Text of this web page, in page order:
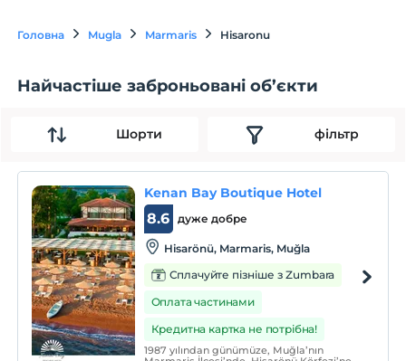
Головна Mugla Marmaris Hisaronu
Найчастіше заброньовані об’єкти
Шорти фільтр
Kenan Bay Boutique Hotel
дуже добре
8.6
Hisarönü, Marmaris, Muğla
Сплачуйте пізніше з Zumbara
Оплата частинами
Кредитна картка не потрібна!
1987 yılından günümüze, Muğla’nın